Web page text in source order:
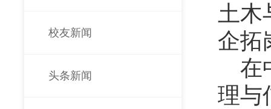
校友新闻
头条新闻
土木
企拓
在
理与